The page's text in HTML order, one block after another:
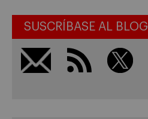
SUSCRÍBASE AL BLOG